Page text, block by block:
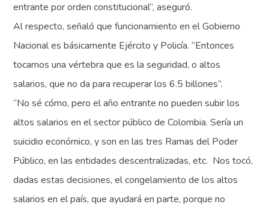
entrante por orden constitucional”, aseguró.
Al respecto, señaló que funcionamiento en el Gobierno
Nacional es básicamente Ejército y Policía. “Entonces
tocamos una vértebra que es la seguridad, o altos
salarios, que no da para recuperar los 6.5 billones”.
“No sé cómo, pero el año entrante no pueden subir los
altos salarios en el sector público de Colombia. Sería un
suicidio económico, y son en las tres Ramas del Poder
Público, en las entidades descentralizadas, etc. Nos tocó,
dadas estas decisiones, el congelamiento de los altos
salarios en el país, que ayudará en parte, porque no